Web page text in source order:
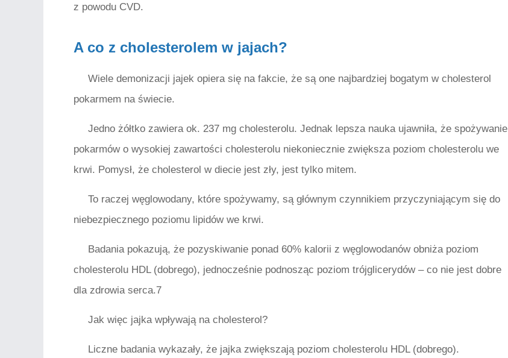
z powodu CVD.
A co z cholesterolem w jajach?
Wiele demonizacji jajek opiera się na fakcie, że są one najbardziej bogatym w cholesterol
pokarmem na świecie.
Jedno żółtko zawiera ok. 237 mg cholesterolu. Jednak lepsza nauka ujawniła, że ​​spożywanie
pokarmów o wysokiej zawartości cholesterolu niekoniecznie zwiększa poziom cholesterolu we
krwi. Pomysł, że cholesterol w diecie jest zły, jest tylko mitem.
To raczej węglowodany, które spożywamy, są głównym czynnikiem przyczyniającym się do
niebezpiecznego poziomu lipidów we krwi.
Badania pokazują, że pozyskiwanie ponad 60% kalorii z węglowodanów obniża poziom
cholesterolu HDL (dobrego), jednocześnie podnosząc poziom trójglicerydów – co nie jest dobre
dla zdrowia serca.7
Jak więc jajka wpływają na cholesterol?
Liczne badania wykazały, że jajka zwiększają poziom cholesterolu HDL (dobrego).